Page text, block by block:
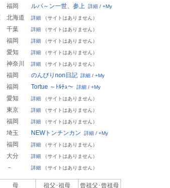
福岡 ルパ～ン一世、参上 詳細 / +My
北海道 詳細 （サイトはありません）
千葉 詳細 （サイトはありません）
福岡 詳細 （サイトはありません）
愛知 詳細 （サイトはありません）
神奈川 詳細 （サイトはありません）
福岡 のんびりnon日記 詳細 / +My
福岡 Tortue ～ﾄﾙﾁｭ～ 詳細 / +My
愛知 詳細 （サイトはありません）
東京 詳細 （サイトはありません）
福岡 詳細 （サイトはありません）
埼玉 NEWトンチンカン 詳細 / +My
福岡 詳細 （サイトはありません）
大分 詳細 （サイトはありません）
－ 詳細 （サイトはありません）
母 祖父･祖母 曾祖父･ 曾祖母